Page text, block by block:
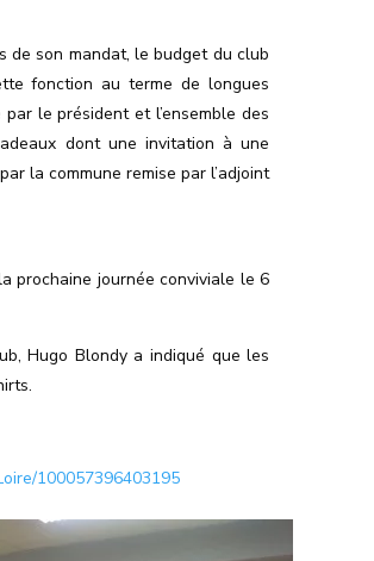
de son mandat, le budget du club
fonction au terme de longues
le président et l’ensemble des
dont une invitation à une
la commune remise par l’adjoint
prochaine journée conviviale le 6
Hugo Blondy a indiqué que les
100057396403195